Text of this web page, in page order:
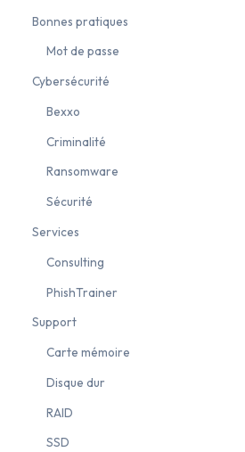
Bonnes pratiques
Mot de passe
Cybersécurité
Bexxo
Criminalité
Ransomware
Sécurité
Services
Consulting
PhishTrainer
Support
Carte mémoire
Disque dur
RAID
SSD